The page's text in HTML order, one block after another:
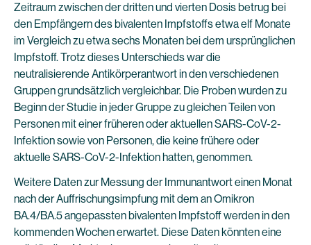
Zeitraum zwischen der dritten und vierten Dosis betrug bei
den Empfängern des bivalenten Impfstoffs etwa elf Monate
im Vergleich zu etwa sechs Monaten bei dem ursprünglichen
Impfstoff. Trotz dieses Unterschieds war die
neutralisierende Antikörperantwort in den verschiedenen
Gruppen grundsätzlich vergleichbar. Die Proben wurden zu
Beginn der Studie in jeder Gruppe zu gleichen Teilen von
Personen mit einer früheren oder aktuellen SARS-CoV-2-
Infektion sowie von Personen, die keine frühere oder
aktuelle SARS-CoV-2-Infektion hatten, genommen.
Weitere Daten zur Messung der Immunantwort einen Monat
nach der Auffrischungsimpfung mit dem an Omikron
BA.4/BA.5 angepassten bivalenten Impfstoff werden in den
kommenden Wochen erwartet. Diese Daten könnten eine